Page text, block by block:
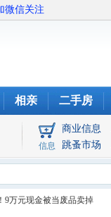
相亲 二手房
信息
商业信息
跳蚤市场
微信关注
9万元现金被当废品卖掉